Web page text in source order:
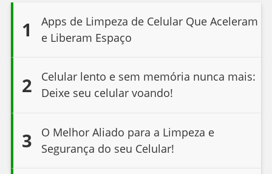
1
Apps de Limpeza de Celular Que Aceleram
e Liberam Espaço
2
Celular lento e sem memória nunca mais:
Deixe seu celular voando!
3
O Melhor Aliado para a Limpeza e
Segurança do seu Celular!